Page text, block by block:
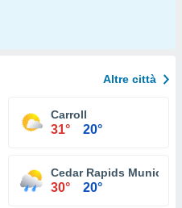
Altre città
Carroll
31° 20°
Cedar Rapids
30° 20°